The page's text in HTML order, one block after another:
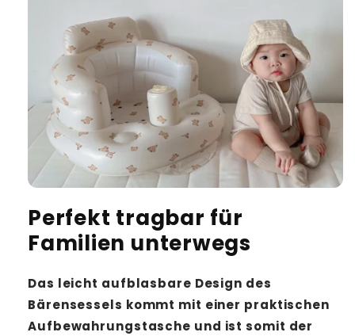
Perfekt tragbar für
Familien unterwegs
Das leicht aufblasbare Design des
Bärensessels kommt mit einer praktischen
Aufbewahrungstasche und ist somit der